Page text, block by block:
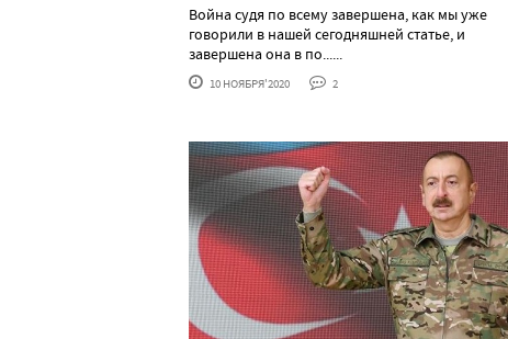
Война судя по всему завершена, как мы уже
говорили в нашей сегодняшней статье, и
завершена она в по......
10 НОЯБРЯ'2020 2